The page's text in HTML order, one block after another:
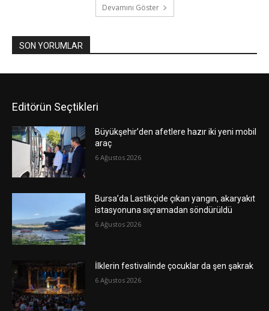
Devamını Göster
SON YORUMLAR
Editörün Seçtikleri
Büyükşehir’den afetlere hazır iki yeni mobil
araç
6 Ağustos 2026
Bursa’da Lastikçide çıkan yangın, akaryakıt
istasyonuna sıçramadan söndürüldü
6 Ağustos 2026
İlklerin festivalinde çocuklar da şen şakrak
6 Ağustos 2026